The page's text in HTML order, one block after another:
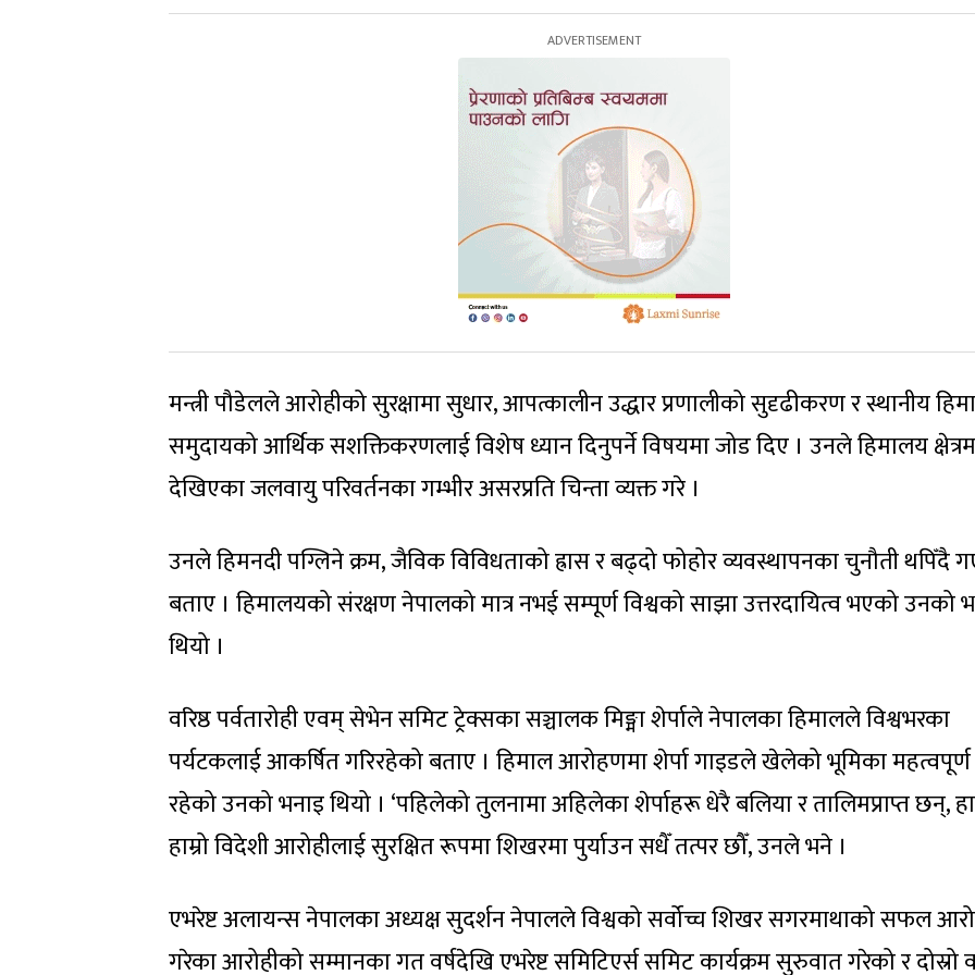
मन्त्री पौडेलले आरोहीको सुरक्षामा सुधार, आपत्कालीन उद्धार प्रणालीको सुदृढीकरण र स्थानीय
समुदायको आर्थिक सशक्तिकरणलाई विशेष ध्यान दिनुपर्ने विषयमा जोड दिए । उनले हिमालय
देखिएका जलवायु परिवर्तनका गम्भीर असरप्रति चिन्ता व्यक्त गरे ।
उनले हिमनदी पग्लिने क्रम, जैविक विविधताको ह्रास र बढ्दो फोहोर व्यवस्थापनका चुनौती थपिँदै
बताए । हिमालयको संरक्षण नेपालको मात्र नभई सम्पूर्ण विश्वको साझा उत्तरदायित्व भएको उनको
थियो ।
वरिष्ठ पर्वतारोही एवम् सेभेन समिट ट्रेक्सका सञ्चालक मिङ्मा शेर्पाले नेपालका हिमालले विश्वभरका
पर्यटकलाई आकर्षित गरिरहेको बताए । हिमाल आरोहणमा शेर्पा गाइडले खेलेको भूमिका महत्वपूर्ण
रहेको उनको भनाइ थियो । ‘पहिलेको तुलनामा अहिलेका शेर्पाहरू धेरै बलिया र तालिमप्राप्त छन्,
हाम्रो विदेशी आरोहीलाई सुरक्षित रूपमा शिखरमा पुर्याउन सधैँ तत्पर छौँ, उनले भने ।
एभरेष्ट अलायन्स नेपालका अध्यक्ष सुदर्शन नेपालले विश्वको सर्वोच्च शिखर सगरमाथाको सफल
गरेका आरोहीको सम्मानका गत वर्षदेखि एभरेष्ट समिटिएर्स समिट कार्यक्रम सुरुवात गरेको र दोस्रो